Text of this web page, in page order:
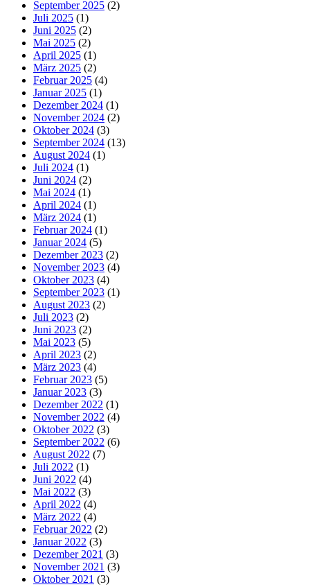
September 2025 (2)
Juli 2025 (1)
Juni 2025 (2)
Mai 2025 (2)
April 2025 (1)
März 2025 (2)
Februar 2025 (4)
Januar 2025 (1)
Dezember 2024 (1)
November 2024 (2)
Oktober 2024 (3)
September 2024 (13)
August 2024 (1)
Juli 2024 (1)
Juni 2024 (2)
Mai 2024 (1)
April 2024 (1)
März 2024 (1)
Februar 2024 (1)
Januar 2024 (5)
Dezember 2023 (2)
November 2023 (4)
Oktober 2023 (4)
September 2023 (1)
August 2023 (2)
Juli 2023 (2)
Juni 2023 (2)
Mai 2023 (5)
April 2023 (2)
März 2023 (4)
Februar 2023 (5)
Januar 2023 (3)
Dezember 2022 (1)
November 2022 (4)
Oktober 2022 (3)
September 2022 (6)
August 2022 (7)
Juli 2022 (1)
Juni 2022 (4)
Mai 2022 (3)
April 2022 (4)
März 2022 (4)
Februar 2022 (2)
Januar 2022 (3)
Dezember 2021 (3)
November 2021 (3)
Oktober 2021 (3)